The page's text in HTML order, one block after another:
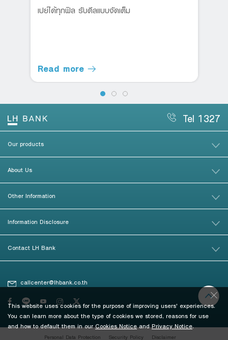
เปย์ได้ทุกฟิล รับดีลแบบจัดเต็ม
Read more
Tel 1327
Our products
About Us
Other Information
Information Disclosure
Contact LH Bank
callcenter@lhbank.co.th
Personal Data Protection Security Policy Disclaimer
This website uses cookies for the purpose of improving users' experiences.
You can learn more about the type of cookies we stored, reasons for use
and how to default them in ourCookies NoticeandPrivacy Notice.